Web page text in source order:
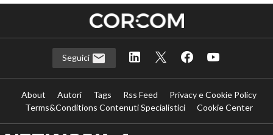
Seguici
About Autori Tags Rss Feed
Privacy e Cookie Policy
Terms&Conditions Contenuti Specialistici
Cookie Center